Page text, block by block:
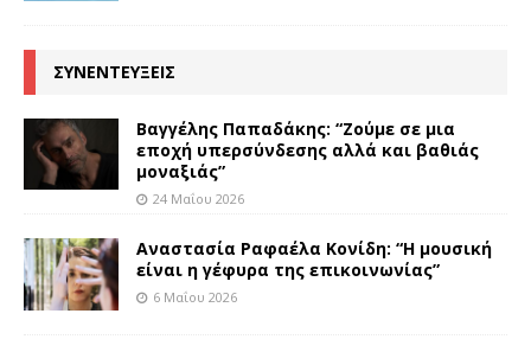
ΣΥΝΕΝΤΕΥΞΕΙΣ
Βαγγέλης Παπαδάκης: “Ζούμε σε μια
εποχή υπερσύνδεσης αλλά και βαθιάς
μοναξιάς”
24 Μαΐου 2026
Αναστασία Ραφαέλα Κονίδη: “Η μουσική
είναι η γέφυρα της επικοινωνίας”
6 Μαΐου 2026